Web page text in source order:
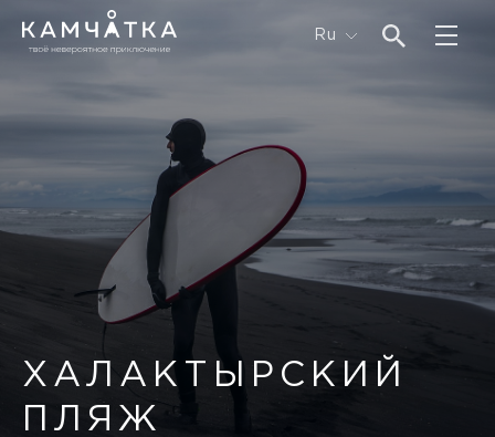
Ru
ХАЛАКТЫРСКИЙ
ПЛЯЖ